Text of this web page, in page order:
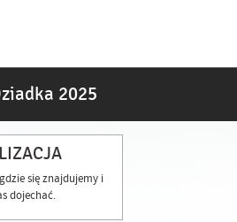
2025
się znajdujemy i
dojechać.